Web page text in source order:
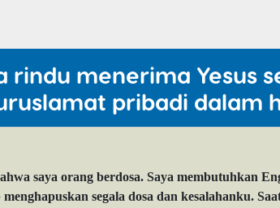
rindu menerima Yesus
pribadi dalam
saya orang berdosa. Saya membutuhkan
segala dosa dan kesalahanku.